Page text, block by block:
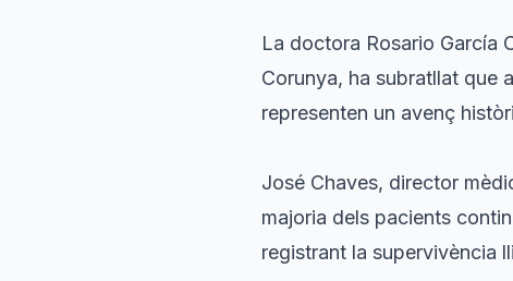
La doctora Rosario García
Corunya, ha subratllat que
representen un avenç
José Chaves, director
majoria dels pacients
registrant la supervivència